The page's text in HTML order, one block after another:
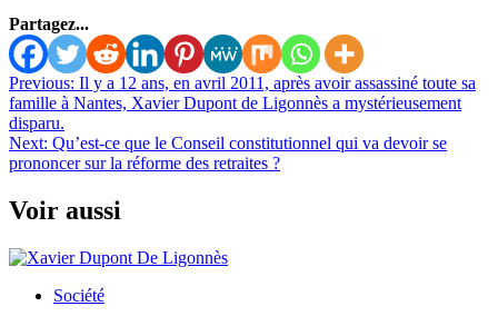
Partagez...
Navigation
de
l’article
Previous: Il y a 12 ans, en avril 2011, après avoir assassiné toute sa
famille à Nantes, Xavier Dupont de Ligonnès a mystérieusement
disparu.
Next: Qu’est-ce que le Conseil constitutionnel qui va devoir se
prononcer sur la réforme des retraites ?
Voir aussi
Société